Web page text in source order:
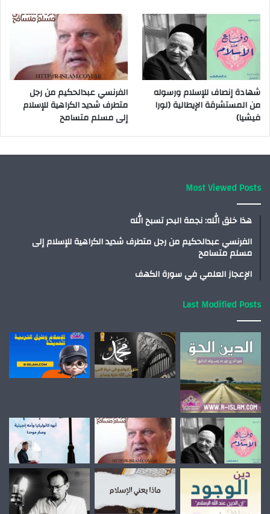
شهادة إنصاف للإسلام ورسوله
من المستشرقة الإيطالية (لورا
فيشيا)
الفرنسي عبدالحكيم من رجل
متطرف شديد الكراهية للإسلام
إلى مسلم متسامح
Most Viewed Posts
هذا خلق الله: نجمة البحر تسبح الله
الفرنسي عبدالحكيم من رجل متطرف شديد الكراهية للإسلام إلى
مسلم متسامح
الإعجاز العلمي في سورة الكهف
Last Modified Posts